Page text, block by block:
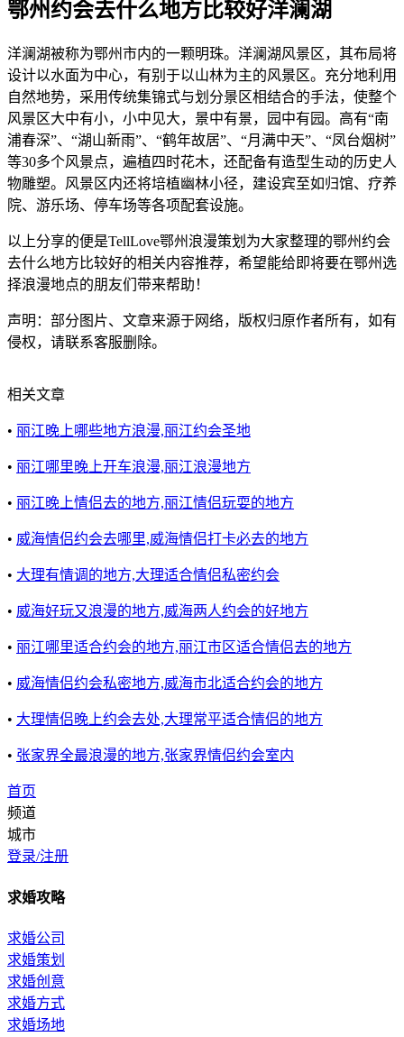
鄂州约会去什么地方比较好洋澜湖
洋澜湖被称为鄂州市内的一颗明珠。洋澜湖风景区，其布局将
设计以水面为中心，有别于以山林为主的风景区。充分地利用
自然地势，采用传统集锦式与划分景区相结合的手法，使整个
风景区大中有小，小中见大，景中有景，园中有园。高有“南
浦春深”、“湖山新雨”、“鹤年故居”、“月满中天”、“凤台烟树”
等30多个风景点，遍植四时花木，还配备有造型生动的历史人
物雕塑。风景区内还将培植幽林小径，建设宾至如归馆、疗养
院、游乐场、停车场等各项配套设施。
以上分享的便是TellLove鄂州浪漫策划为大家整理的鄂州约会
去什么地方比较好的相关内容推荐，希望能给即将要在鄂州选
择浪漫地点的朋友们带来帮助！
声明：部分图片、文章来源于网络，版权归原作者所有，如有
侵权，请联系客服删除。
相关文章
• 丽江晚上哪些地方浪漫,丽江约会圣地
• 丽江哪里晚上开车浪漫,丽江浪漫地方
• 丽江晚上情侣去的地方,丽江情侣玩耍的地方
• 威海情侣约会去哪里,威海情侣打卡必去的地方
• 大理有情调的地方,大理适合情侣私密约会
• 威海好玩又浪漫的地方,威海两人约会的好地方
• 丽江哪里适合约会的地方,丽江市区适合情侣去的地方
• 威海情侣约会私密地方,威海市北适合约会的地方
• 大理情侣晚上约会去处,大理常平适合情侣的地方
• 张家界全最浪漫的地方,张家界情侣约会室内
首页
频道
城市
登录/注册
求婚攻略
求婚公司
求婚策划
求婚创意
求婚方式
求婚场地